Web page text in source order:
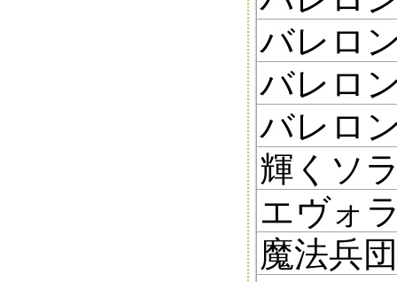
バレロ
バレロ
バレロ
輝くソ
エヴォ
魔法兵